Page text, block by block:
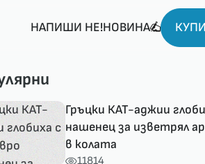
НАПИШИ НЕ!НОВИНА
Гръцки КАТ-аджии
нашенец за изветрял
в колата
11814